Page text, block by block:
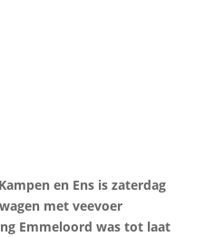
en Ens is zaterdag
met veevoer
Emmeloord was tot laat